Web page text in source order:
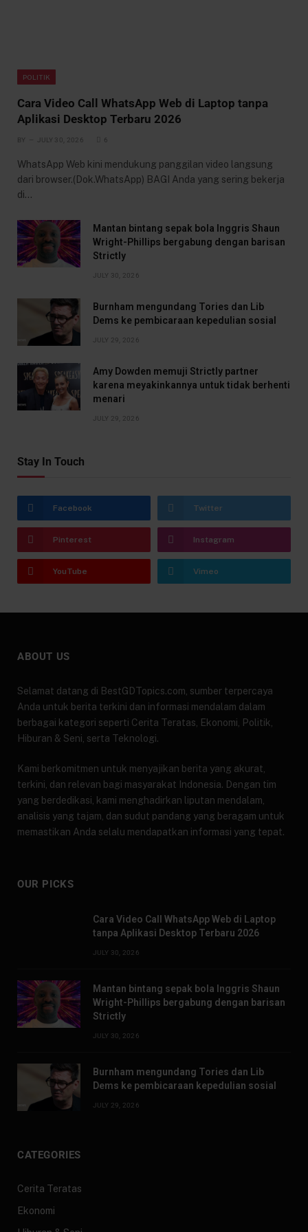
POLITIK
Cara Video Call WhatsApp Web di Laptop tanpa
Aplikasi Desktop Terbaru 2026
BY JULY 30, 2026 6
WhatsApp Web kini mendukung panggilan video langsung
dari browser.(Dok.WhatsApp) BAGI Anda yang sering bekerja
di…
Mantan bintang sepak bola Inggris Shaun
Wright-Phillips bergabung dengan barisan
Strictly
JULY 30, 2026
Burnham mengundang Tories dan Lib
Dems ke pembicaraan kepedulian sosial
JULY 29, 2026
Amy Dowden memuji Strictly partner
karena meyakinkannya untuk tidak berhenti
menari
JULY 29, 2026
Stay In Touch
Facebook Twitter
Pinterest Instagram
YouTube Vimeo
ABOUT US
Selamat datang di BestGDTopics.com, sumber terpercaya
Anda untuk berita terkini dan informasi mendalam dalam
berbagai kategori seperti Cerita Teratas, Ekonomi, Politik,
Hiburan & Seni, serta Teknologi.
Kami berkomitmen untuk menyajikan berita yang akurat,
terkini, dan relevan bagi masyarakat Indonesia. Dengan tim
yang berdedikasi, kami menghadirkan liputan mendalam,
analisis yang tajam, dan sudut pandang yang beragam untuk
memastikan Anda selalu mendapatkan informasi yang tepat.
OUR PICKS
Cara Video Call WhatsApp Web di Laptop
tanpa Aplikasi Desktop Terbaru 2026
JULY 30, 2026
Mantan bintang sepak bola Inggris Shaun
Wright-Phillips bergabung dengan barisan
Strictly
JULY 30, 2026
Burnham mengundang Tories dan Lib
Dems ke pembicaraan kepedulian sosial
JULY 29, 2026
CATEGORIES
Cerita Teratas
Ekonomi